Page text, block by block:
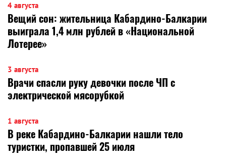
4 августа
Вещий сон: жительница Кабардино-Балкарии
выиграла 1,4 млн рублей в «Национальной
Лотерее»
3 августа
Врачи спасли руку девочки после ЧП с
электрической мясорубкой
1 августа
В реке Кабардино-Балкарии нашли тело
туристки, пропавшей 25 июля